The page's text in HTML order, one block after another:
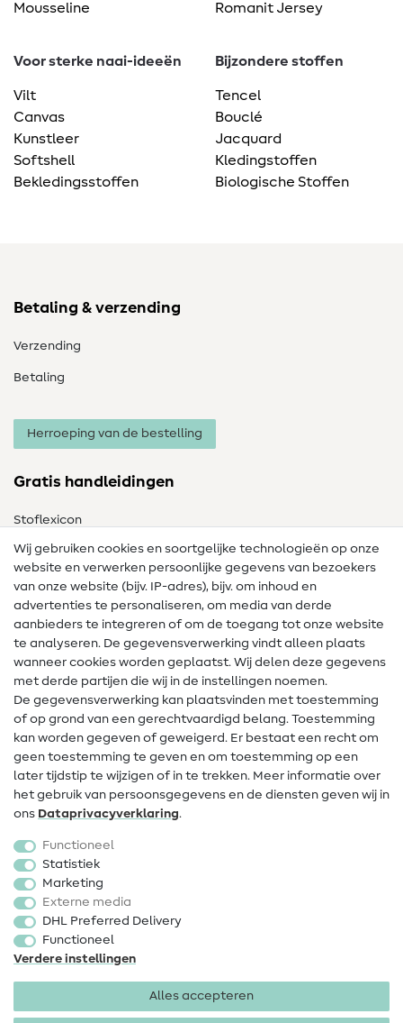
Mousseline
Romanit Jersey
Voor sterke naai-ideeën
Vilt
Canvas
Kunstleer
Softshell
Bekledingsstoffen
Bijzondere stoffen
Tencel
Bouclé
Jacquard
Kledingstoffen
Biologische Stoffen
Betaling & verzending
Verzending
Betaling
Herroeping van de bestelling
Gratis handleidingen
Stoflexicon
Naailexicon
Gratis Naaipatronen
Hulp & contact
Contact
Wijziging van eigenaar
FAQ
Herroepingsrecht
Populair
Fournituren
Sale
Wij gebruiken cookies en soortgelijke technologieën op onze
website en verwerken persoonlijke gegevens van bezoekers
van onze website (bijv. IP-adres), bijv. om inhoud en
advertenties te personaliseren, om media van derde
aanbieders te integreren of om de toegang tot onze website
te analyseren. De gegevensverwerking vindt alleen plaats
wanneer cookies worden geplaatst. Wij delen deze gegevens
met derde partijen die wij in de instellingen noemen.
De gegevensverwerking kan plaatsvinden met toestemming
of op grond van een gerechtvaardigd belang. Toestemming
kan worden gegeven of geweigerd. Er bestaat een recht om
geen toestemming te geven en om toestemming op een
later tijdstip te wijzigen of in te trekken. Meer informatie over
het gebruik van persoonsgegevens en de diensten geven wij in
ons Data­privacy­verklaring.
Functioneel
Statistiek
Marketing
Externe media
DHL Preferred Delivery
Functioneel
Verdere instellingen
Alles accepteren
Colofon
Privacy Algemene voorwaarden